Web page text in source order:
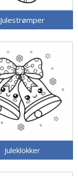
Julestrømper
Juleklokker